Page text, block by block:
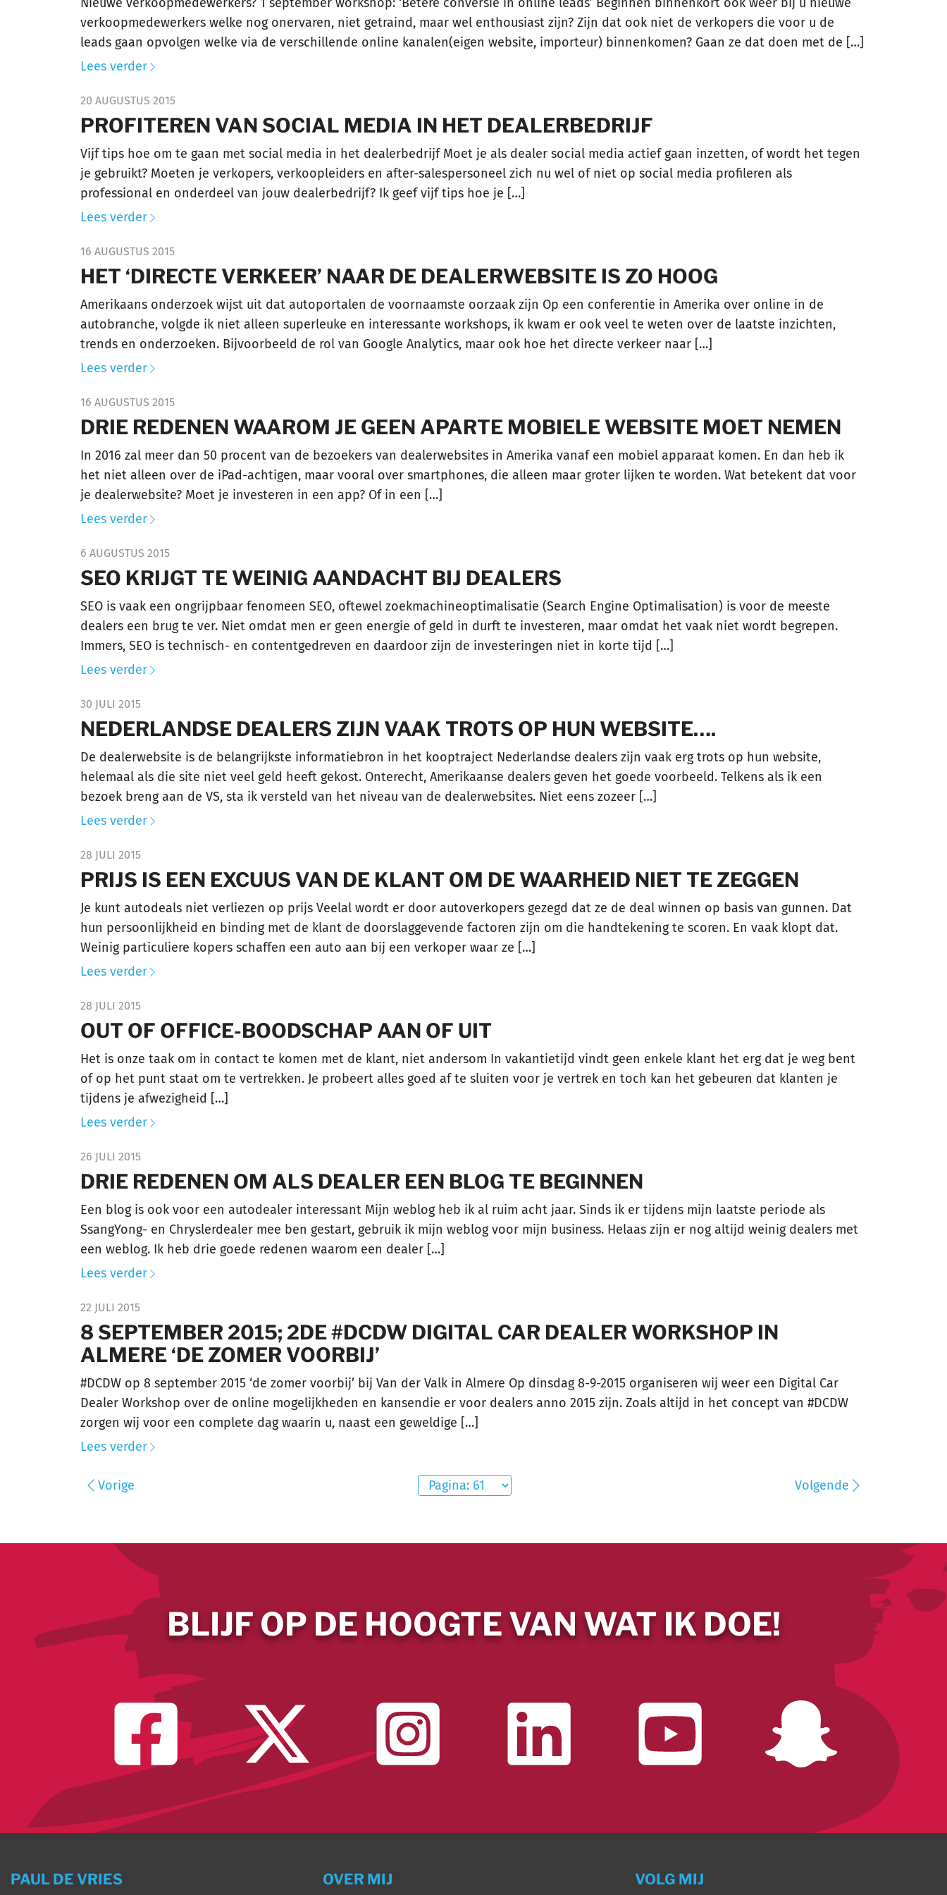
verkoopmedewerkers welke nog onervaren, niet getraind, maar wel enthousiast zijn? Zijn dat ook niet de verkopers die voor u de
leads gaan opvolgen welke via de verschillende online kanalen(eigen website, importeur) binnenkomen? Gaan ze dat doen met de […]
Lees verder
20 AUGUSTUS 2015
PROFITEREN VAN SOCIAL MEDIA IN HET DEALERBEDRIJF
Vijf tips hoe om te gaan met social media in het dealerbedrijf Moet je als dealer social media actief gaan inzetten, of wordt het tegen
je gebruikt? Moeten je verkopers, verkoopleiders en after-salespersoneel zich nu wel of niet op social media profileren als
professional en onderdeel van jouw dealerbedrijf? Ik geef vijf tips hoe je […]
Lees verder
16 AUGUSTUS 2015
HET ‘DIRECTE VERKEER’ NAAR DE DEALERWEBSITE IS ZO HOOG
Amerikaans onderzoek wijst uit dat autoportalen de voornaamste oorzaak zijn Op een conferentie in Amerika over online in de
autobranche, volgde ik niet alleen superleuke en interessante workshops, ik kwam er ook veel te weten over de laatste inzichten,
trends en onderzoeken. Bijvoorbeeld de rol van Google Analytics, maar ook hoe het directe verkeer naar […]
Lees verder
16 AUGUSTUS 2015
DRIE REDENEN WAAROM JE GEEN APARTE MOBIELE WEBSITE MOET NEMEN
In 2016 zal meer dan 50 procent van de bezoekers van dealerwebsites in Amerika vanaf een mobiel apparaat komen. En dan heb ik
het niet alleen over de iPad-achtigen, maar vooral over smartphones, die alleen maar groter lijken te worden. Wat betekent dat voor
je dealerwebsite? Moet je investeren in een app? Of in een […]
Lees verder
6 AUGUSTUS 2015
SEO KRIJGT TE WEINIG AANDACHT BIJ DEALERS
SEO is vaak een ongrijpbaar fenomeen SEO, oftewel zoekmachineoptimalisatie (Search Engine Optimalisation) is voor de meeste
dealers een brug te ver. Niet omdat men er geen energie of geld in durft te investeren, maar omdat het vaak niet wordt begrepen.
Immers, SEO is technisch- en contentgedreven en daardoor zijn de investeringen niet in korte tijd […]
Lees verder
30 JULI 2015
NEDERLANDSE DEALERS ZIJN VAAK TROTS OP HUN WEBSITE….
De dealerwebsite is de belangrijkste informatiebron in het kooptraject Nederlandse dealers zijn vaak erg trots op hun website,
helemaal als die site niet veel geld heeft gekost. Onterecht, Amerikaanse dealers geven het goede voorbeeld. Telkens als ik een
bezoek breng aan de VS, sta ik versteld van het niveau van de dealerwebsites. Niet eens zozeer […]
Lees verder
28 JULI 2015
PRIJS IS EEN EXCUUS VAN DE KLANT OM DE WAARHEID NIET TE ZEGGEN
Je kunt autodeals niet verliezen op prijs Veelal wordt er door autoverkopers gezegd dat ze de deal winnen op basis van gunnen. Dat
hun persoonlijkheid en binding met de klant de doorslaggevende factoren zijn om die handtekening te scoren. En vaak klopt dat.
Weinig particuliere kopers schaffen een auto aan bij een verkoper waar ze […]
Lees verder
28 JULI 2015
OUT OF OFFICE-BOODSCHAP AAN OF UIT
Het is onze taak om in contact te komen met de klant, niet andersom In vakantietijd vindt geen enkele klant het erg dat je weg bent
of op het punt staat om te vertrekken. Je probeert alles goed af te sluiten voor je vertrek en toch kan het gebeuren dat klanten je
tijdens je afwezigheid […]
Lees verder
26 JULI 2015
DRIE REDENEN OM ALS DEALER EEN BLOG TE BEGINNEN
Een blog is ook voor een autodealer interessant Mijn weblog heb ik al ruim acht jaar. Sinds ik er tijdens mijn laatste periode als
SsangYong- en Chryslerdealer mee ben gestart, gebruik ik mijn weblog voor mijn business. Helaas zijn er nog altijd weinig dealers met
een weblog. Ik heb drie goede redenen waarom een dealer […]
Lees verder
22 JULI 2015
8 SEPTEMBER 2015; 2DE #DCDW DIGITAL CAR DEALER WORKSHOP IN
ALMERE ‘DE ZOMER VOORBIJ’
#DCDW op 8 september 2015 ‘de zomer voorbij’ bij Van der Valk in Almere Op dinsdag 8-9-2015 organiseren wij weer een Digital Car
Dealer Workshop over de online mogelijkheden en kansendie er voor dealers anno 2015 zijn. Zoals altijd in het concept van #DCDW
zorgen wij voor een complete dag waarin u, naast een geweldige […]
Lees verder
Vorige Volgende
BLIJF OP DE HOOGTE VAN WAT IK DOE!
PAUL DE VRIES OVER MIJ VOLG MIJ